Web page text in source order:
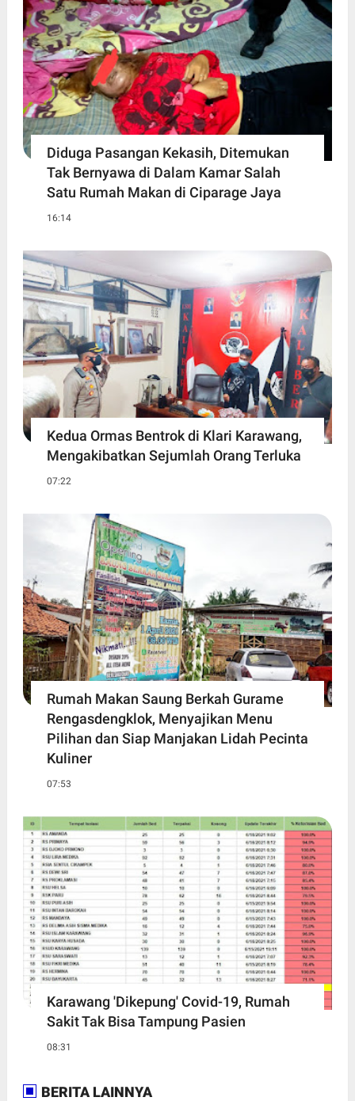
Diduga Pasangan Kekasih, Ditemukan
Tak Bernyawa di Dalam Kamar Salah
Satu Rumah Makan di Ciparage Jaya
16:14
Kedua Ormas Bentrok di Klari Karawang,
Mengakibatkan Sejumlah Orang Terluka
07:22
Rumah Makan Saung Berkah Gurame
Rengasdengklok, Menyajikan Menu
Pilihan dan Siap Manjakan Lidah Pecinta
Kuliner
07:53
Karawang 'Dikepung' Covid-19, Rumah
Sakit Tak Bisa Tampung Pasien
08:31
BERITA LAINNYA